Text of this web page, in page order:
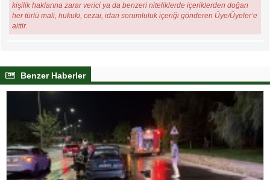
kişilik haklarına zarar verici ya da benzeri niteliklerde içeriklerden doğan
her türlü mali, hukuki, cezai, idari sorumluluk içeriği gönderen Üye/Üyeler’e
aittir.
Benzer Haberler